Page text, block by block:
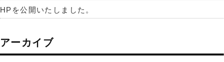
HPを公開いたしました。
アーカイブ